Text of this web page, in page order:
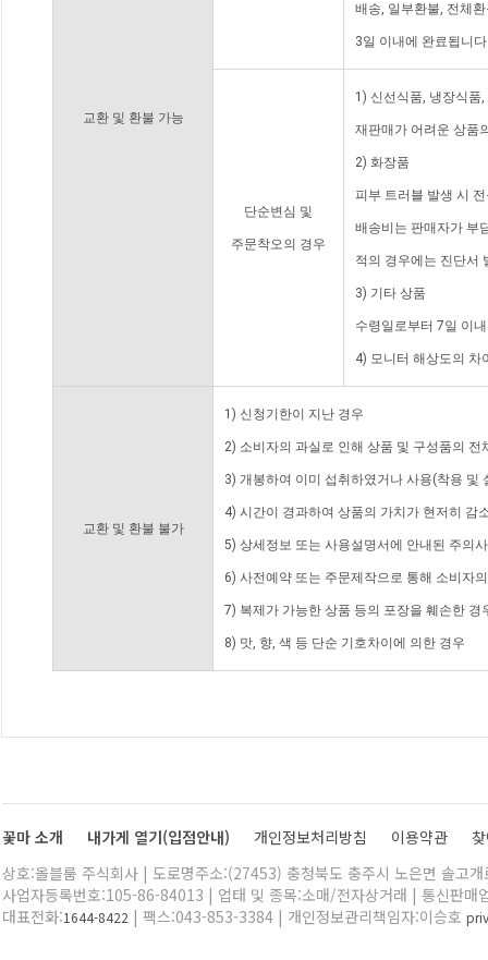
교환 및 환불 가능
배송, 일부환불, 전체
3일 이내에 완료됩니
단순변심 및
주문착오의 경우
1) 신선식품, 냉장식품
재판매가 어려운 상품
2) 화장품
피부 트러블 발생 시
배송비는 판매자가 부
적의 경우에는 진단서
3) 기타 상품
수령일로부터 7일 이
4) 모니터 해상도의 차
교환 및 환불 불가
1) 신청기한이 지난 경우
2) 소비자의 과실로 인해 상품 및 구성품의
3) 개봉하여 이미 섭취하였거나 사용(착용 및
4) 시간이 경과하여 상품의 가치가 현저히 감
5) 상세정보 또는 사용설명서에 안내된 주의
6) 사전예약 또는 주문제작으로 통해 소비자
7) 복제가 가능한 상품 등의 포장을 훼손한 경
8) 맛, 향, 색 등 단순 기호차이에 의한 경우
꽃마 소개 내가게 열기(입점안내) 개인정보처리방침 이용약관
상호:올블룸 주식회사 | 도로명주소:(27453) 충청북도 충주시 노은면 솔고
사업자등록번호:105-86-84013 | 업태 및 종목:소매/전자상거래 | 통신판매
대표전화:1644-8422 | 팩스:043-853-3384 | 개인정보관리책임자:이승호